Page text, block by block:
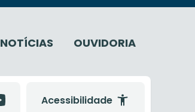
NOTÍCIAS OUVIDORIA
Acessibilidade